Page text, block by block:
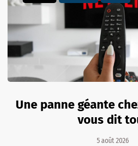
Une panne géante
vous dit
5 août 2026